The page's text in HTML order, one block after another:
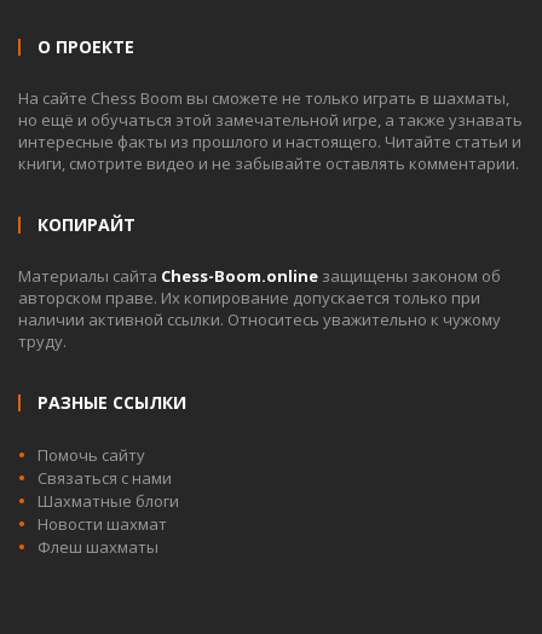
О ПРОЕКТЕ
На сайте Chess Boom вы сможете не только играть в шахматы,
но ещё и обучаться этой замечательной игре, а также узнавать
интересные факты из прошлого и настоящего. Читайте статьи и
книги, смотрите видео и не забывайте оставлять комментарии.
КОПИРАЙТ
Материалы сайта Chess-Boom.online защищены законом об
авторском праве. Их копирование допускается только при
наличии активной ссылки. Относитесь уважительно к чужому
труду.
РАЗНЫЕ ССЫЛКИ
Помочь сайту
Связаться с нами
Шахматные блоги
Новости шахмат
Флеш шахматы